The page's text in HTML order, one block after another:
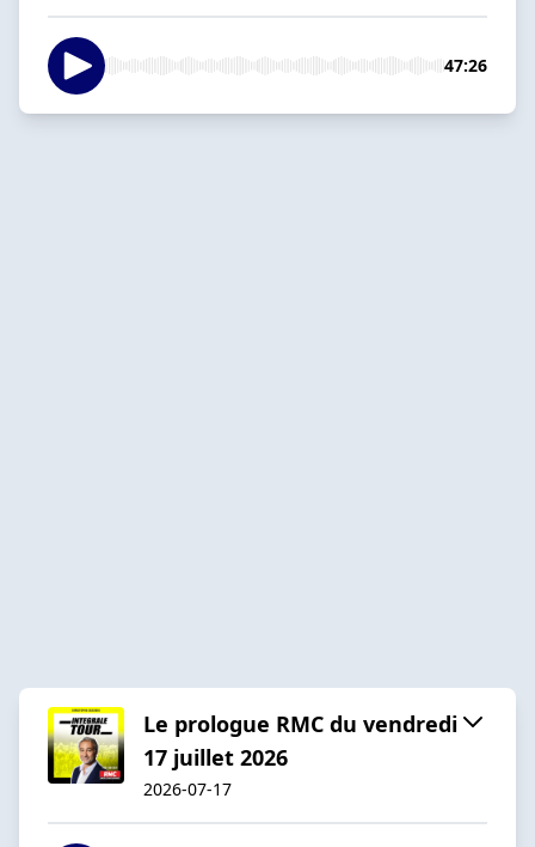
47:26
Le prologue RMC du vendredi
17 juillet 2026
2026-07-17